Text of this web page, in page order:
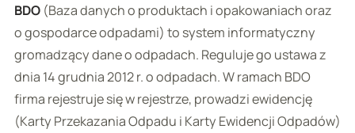
BDO(Baza danych o produktach i opakowaniach oraz
o gospodarce odpadami) to system informatyczny
gromadzący dane o odpadach. Reguluje go ustawa z
dnia 14 grudnia 2012 r. o odpadach. W ramach BDO
firma rejestruje się w rejestrze, prowadzi ewidencję
(Karty Przekazania Odpadu i Karty Ewidencji Odpadów)